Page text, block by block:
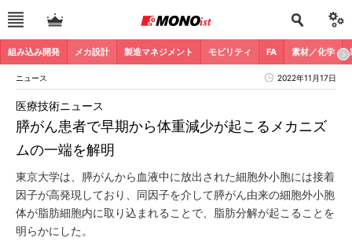
組み込み開発 メカ設計 製造マネジメント モビリティ FA 素材／化学
ニュース 2022年11月17日
膵がん患者で早期から体重減少が起こるメカニズ
ムの一端を解明
医療技術ニュース
東京大学は、膵がんから血液中に放出された細胞外小胞には接着
因子が高発現しており、同因子を介して膵がん由来の細胞外小胞
体が脂肪細胞内に取り込まれることで、脂肪分解が起こることを
明らかにした。